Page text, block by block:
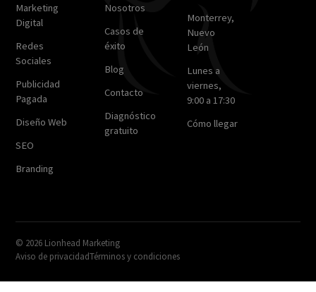
Marketing
Digital
Redes
Sociales
Publicidad
Pagada
Diseño Web
SEO
Branding
Nosotros
Casos de
éxito
Blog
Contacto
Diagnóstico
gratuito
Monterrey,
Nuevo
León
Lunes a
viernes,
9:00 a 17:30
Cómo llegar
© 2026 Lionhead Marketing
Aviso de privacidadTérminos y condiciones